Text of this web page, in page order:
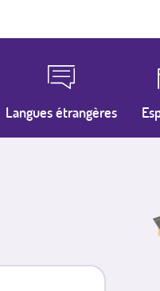
Langues étrangères